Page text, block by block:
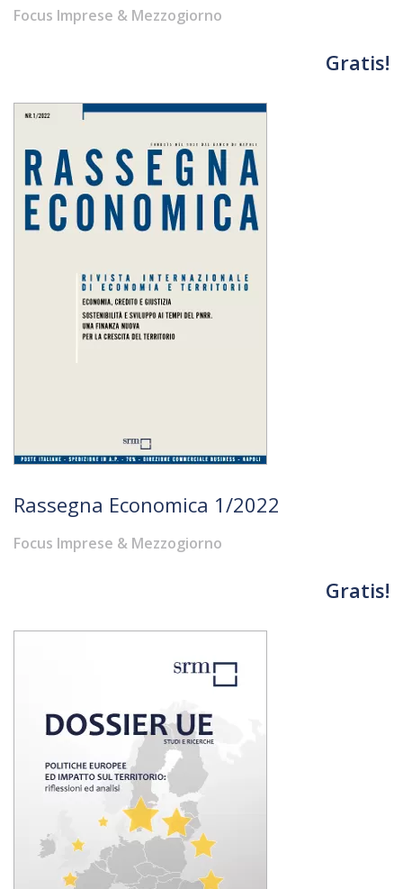
Focus Imprese & Mezzogiorno
Gratis!
Rassegna Economica 1/2022
Focus Imprese & Mezzogiorno
Gratis!